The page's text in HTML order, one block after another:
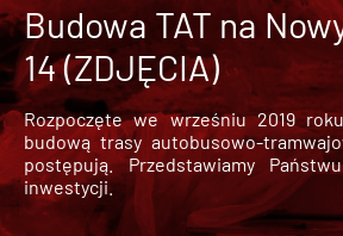
Budowa TAT na
14 (ZDJĘCIA)
Rozpoczęte we wrześniu 2019
budową trasy autobusowo-
postępują. Przedstawiamy
inwestycji.